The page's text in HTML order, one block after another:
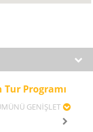
Programı
GENİŞLET